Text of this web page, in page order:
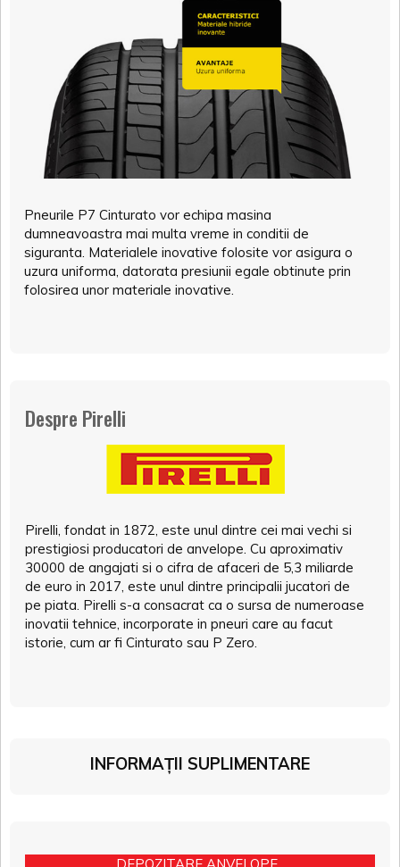
Pneurile P7 Cinturato vor echipa masina
dumneavoastra mai multa vreme in conditii de
siguranta. Materialele inovative folosite vor asigura o
uzura uniforma, datorata presiunii egale obtinute prin
folosirea unor materiale inovative.
Despre Pirelli
Pirelli, fondat in 1872, este unul dintre cei mai vechi si
prestigiosi producatori de anvelope. Cu aproximativ
30000 de angajati si o cifra de afaceri de 5,3 miliarde
de euro in 2017, este unul dintre principalii jucatori de
pe piata. Pirelli s-a consacrat ca o sursa de numeroase
inovatii tehnice, incorporate in pneuri care au facut
istorie, cum ar fi Cinturato sau P Zero.
INFORMAȚII SUPLIMENTARE